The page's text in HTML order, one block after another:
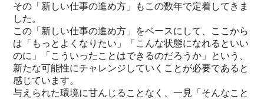
その「新しい仕事の進め方」もこの数年で定着してきま
した。
この「新しい仕事の進め方」をベースにして、ここから
は「もっとよくなりたい」「こんな状態になれるといい
のに」「こういったことはできるのだろうか」という、
新たな可能性にチャレンジしていくことが必要であると
感じています。
与えられた環境に甘んじることなく、一見「そんなこと